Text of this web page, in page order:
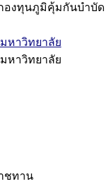
องทุนภูมิคุ้มกันบำบัด
หาวิทยาลัย
หาวิทยาลัย
ชทาน